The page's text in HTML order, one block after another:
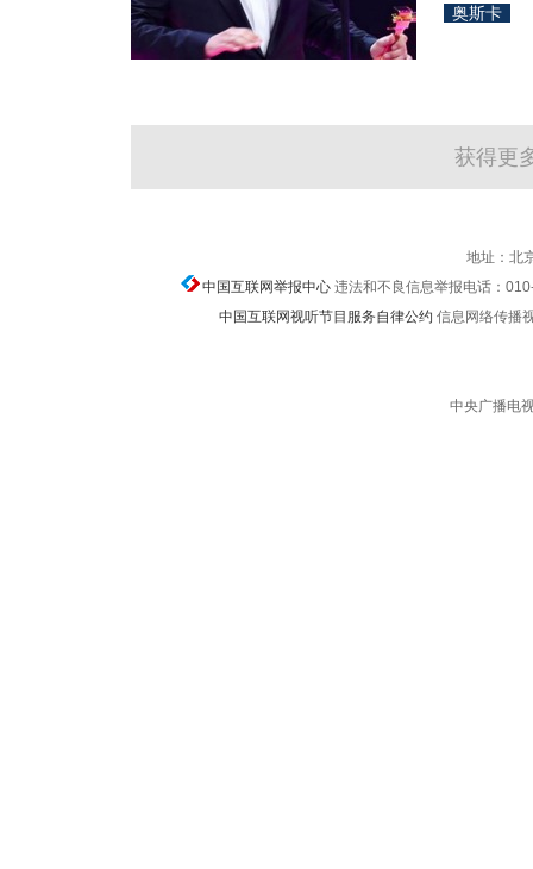
奥斯卡
获得更
地址：北
中国互联网举报中心违法和不良信息举报电话：
中国互联网视听节目服务自律公约 信息网络传
中央广播电